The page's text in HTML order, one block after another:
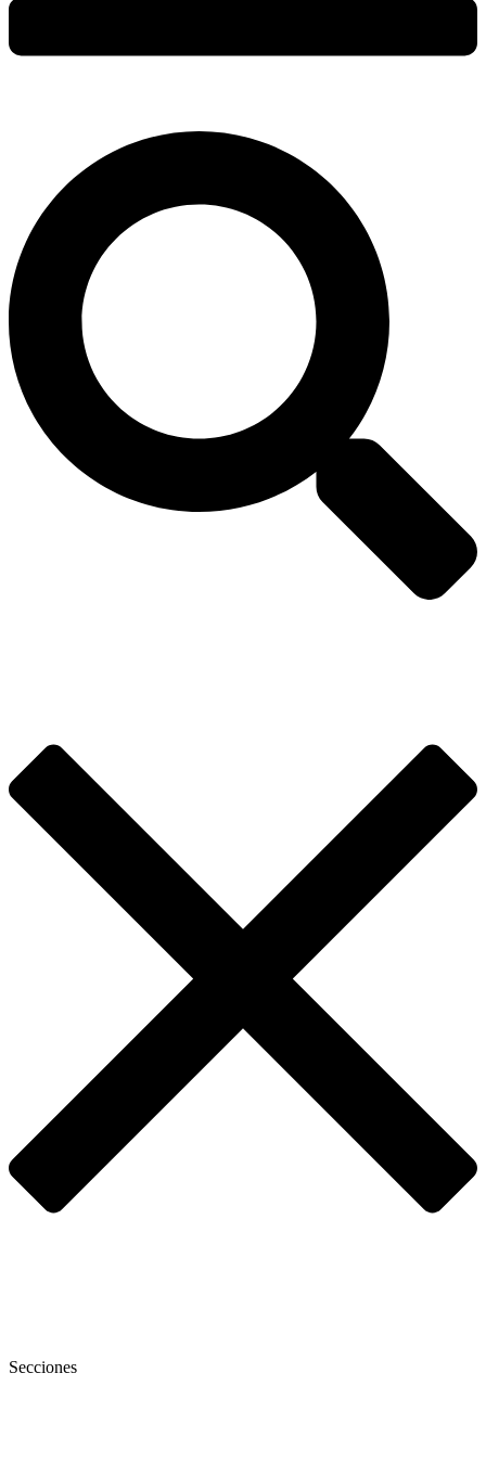
Secciones